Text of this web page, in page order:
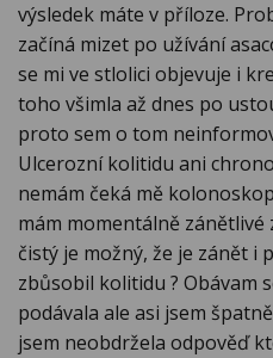
výsledek máte v příloze.
začíná mizet po užívání
se mi ve stlolici objevuje i
toho všimla až dnes po
proto sem o tom
Ulcerozní kolitidu ani
nemám čeká mě
mám momentálně zánětlivé
čistý je možný, že je zánět i
zbůsobil kolitidu ? Obávam
podávala ale asi jsem
jsem neobdržela odpověď